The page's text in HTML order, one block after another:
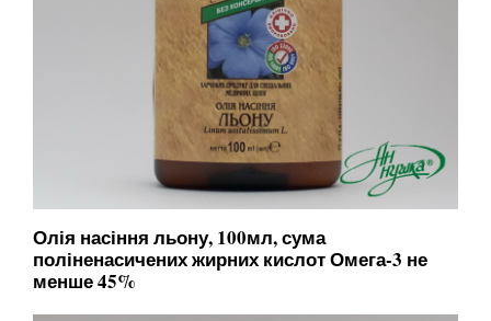
Олія насіння льону, 100мл, сума
поліненасичених жирних кислот Омега-3 не
менше 45%